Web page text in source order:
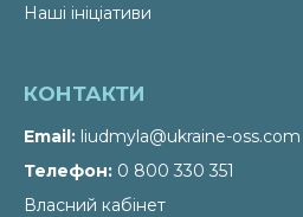
Наші ініціативи
КОНТАКТИ
Email liudmyla@ukraine-oss.com
Телефон 0 800 330 351
Власний кабінет